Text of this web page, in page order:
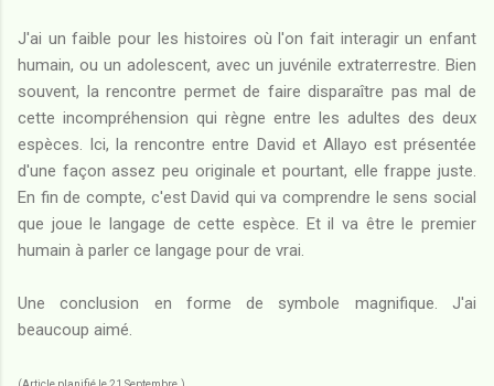
J'ai un faible pour les histoires où l'on fait interagir un enfant
humain, ou un adolescent, avec un juvénile extraterrestre. Bien
souvent, la rencontre permet de faire disparaître pas mal de
cette incompréhension qui règne entre les adultes des deux
espèces. Ici, la rencontre entre David et Allayo est présentée
d'une façon assez peu originale et pourtant, elle frappe juste.
En fin de compte, c'est David qui va comprendre le sens social
que joue le langage de cette espèce. Et il va être le premier
humain à parler ce langage pour de vrai.
Une conclusion en forme de symbole magnifique. J'ai
beaucoup aimé.